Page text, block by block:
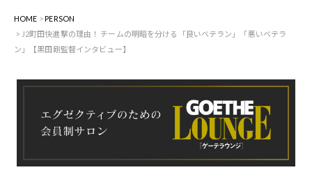
HOME
PERSON
J2町田快進撃の理由！ チームの明暗を分ける「良いベテラン」「悪いベテラ
ン」【黒田剛監督インタビュー】